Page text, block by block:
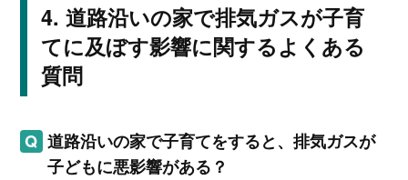
道路沿いの家で排気ガスが子育
てに及ぼす影響に関するよくある
質問
道路沿いの家で子育てをすると、排気ガスが
子どもに悪影響がある？